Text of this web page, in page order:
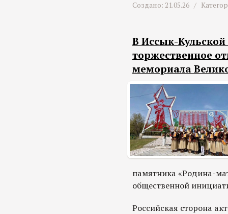
Создано: 21.05.26 /
В Иссык-Кульской
торжественное
мемориала
памятника «Родина-
общественной
Российская сторона